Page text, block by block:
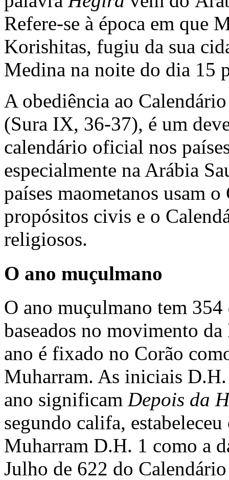
Refere-se à época em que
Korishitas, fugiu da sua
Medina na noite do dia 15
A obediência ao
(Sura IX, 36-37), é um
calendário oficial nos
especialmente na Arábia
países maometanos usam
propósitos civis e o
religiosos.
O ano muçulmano
O ano muçulmano tem
baseados no movimento
ano é fixado no Corão
Muharram. As iniciais
ano significam Depois da
segundo califa,
Muharram D.H. 1 como a
Julho de 622 do